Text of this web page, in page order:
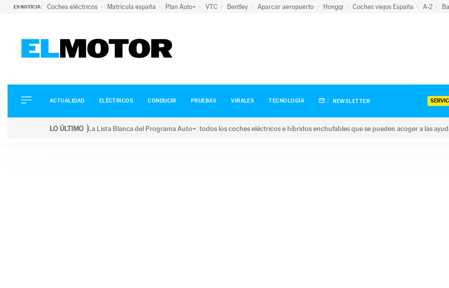
ES NOTICIA: Coches eléctricos Matrícula españa Plan Auto+ VTC Bentley Aparcar aeropuerto Hongqi Coches viejos España A-2
ELÉCTRICOS
CONDUCIR
ACTUALIDAD ELÉCTRICOS CONDUCIR PRUEBAS VIRALES TECNOLOGÍA NEWSLETTER
LO ÚLTIMO La Lista Blanca del Programa Auto+: todos los coches eléctricos e híbridos enchufables que se pueden acoger a las